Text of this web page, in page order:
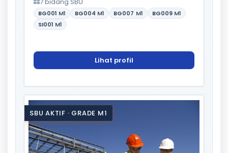
BG001 M1 BG004 M1 BG007 M1 BG009 M1
SI001 M1
Lihat profil
SBU AKTIF · GRADE M1